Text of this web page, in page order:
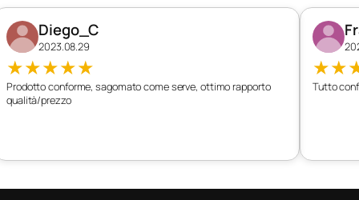
Diego_C
2023.08.29
★★★★★
Prodotto conforme, sagomato come serve, ottimo rapporto
qualità/prezzo
★★
Tutto